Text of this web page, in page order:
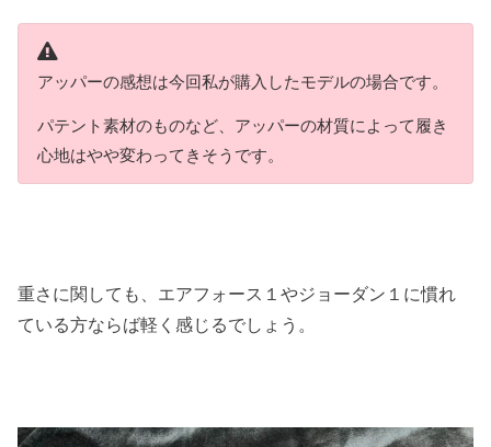
アッパーの感想は今回私が購入したモデルの場合です。
パテント素材のものなど、アッパーの材質によって履き
心地はやや変わってきそうです。
重さに関しても、エアフォース１やジョーダン１に慣れ
ている方ならば軽く感じるでしょう。